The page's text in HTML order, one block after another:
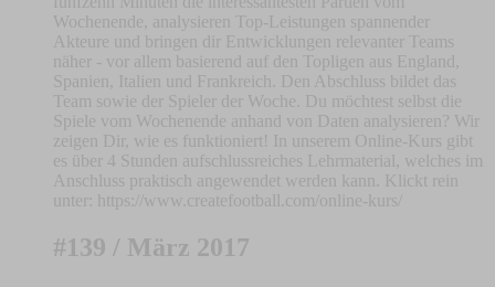
Wochenende, analysieren Top-Leistungen spannender
Akteure und bringen dir Entwicklungen relevanter Teams
näher - vor allem basierend auf den Topligen aus England,
Spanien, Italien und Frankreich. Den Abschluss bildet das
Team sowie der Spieler der Woche. Du möchtest selbst die
Spiele vom Wochenende anhand von Daten analysieren? Wir
zeigen Dir, wie es funktioniert! In unserem Online-Kurs gibt
es über 4 Stunden aufschlussreiches Lehrmaterial, welches im
Anschluss praktisch angewendet werden kann. Klickt rein
unter: https://www.createfootball.com/online-kurs/
#139 / März 2017